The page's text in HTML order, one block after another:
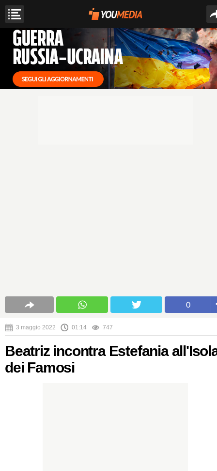
0
3 maggio 2022 01:14 747
Beatriz incontra Estefania
dei Famosi